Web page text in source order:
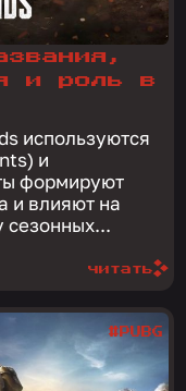
и роль в
используются
и
формируют
и влияют на
сезонных...
читать
#PUBG